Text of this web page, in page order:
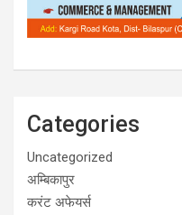
Categories
Uncategorized
अम्बिकापुर
करंट अफेयर्स